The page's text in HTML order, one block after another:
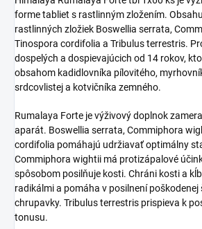
forme tabliet s rastlinným zložením.
rastlinných zložiek Boswellia serrata,
Tinospora cordifolia a Tribulus terrestris.
dospelých a dospievajúcich od 14 rokov,
obsahom kadidlovníka pílovitého,
srdcovlistej a kotvičníka zemného.
Rumalaya Forte je výživový doplnok
aparát. Boswellia serrata, Commiphora
cordifolia pomáhajú udržiavať optimálny
Commiphora wightii má protizápalové
spôsobom posilňuje kosti. Chráni kosti a
radikálmi a pomáha v posilnení
chrupavky. Tribulus terrestris prispieva k
tonusu.